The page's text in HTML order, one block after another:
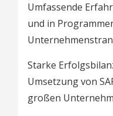
Umfassende
und in
Starke
Umsetzung von
großen